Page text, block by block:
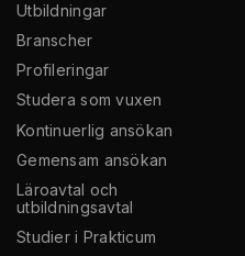
Utbildningar
Branscher
Profileringar
Studera som vuxen
Kontinuerlig ansökan
Gemensam ansökan
Läroavtal och
utbildningsavtal
Studier i Prakticum